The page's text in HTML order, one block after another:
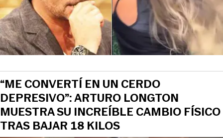
“ME CONVERTÍ EN UN CERDO
DEPRESIVO”: ARTURO LONGTON
MUESTRA SU INCREÍBLE CAMBIO FÍSICO
TRAS BAJAR 18 KILOS